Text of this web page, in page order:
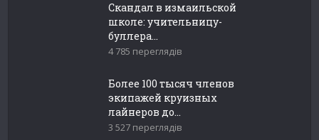
Скандал в измаильской
школе: учительницу-
буллера...
4 785 переглядів
Более 100 тысяч членов
экипажей круизных
лайнеров до...
3 527 переглядів